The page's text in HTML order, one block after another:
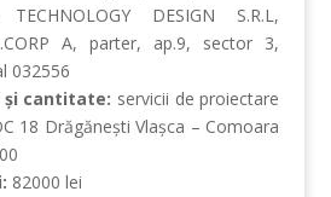
DESIGN S.R.L,
A, parter, ap.9, sector 3,
032556
şi cantitate: servicii de proiectare
18 Drăgăneşti Vlaşca – Comoara
82000 lei